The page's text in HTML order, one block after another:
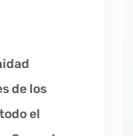
de los
el